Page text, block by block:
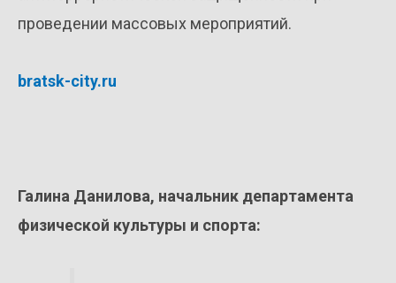
проведении массовых мероприятий.
bratsk-city.ru
Галина Данилова, начальник департамента
физической культуры и спорта: